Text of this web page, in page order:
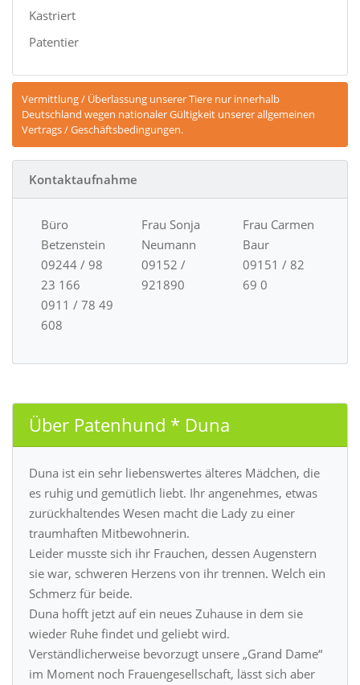
Kastriert
Patentier
Vermittlung / Überlassung unserer Tiere nur innerhalb
Deutschland wegen nationaler Gültigkeit unserer allgemeinen
Vertrags / Geschäftsbedingungen.
Kontaktaufnahme
Büro
Betzenstein
09244 / 98
23 166
0911 / 78 49
608
Frau Sonja
Neumann
09152 /
921890
Frau Carmen
Baur
09151 / 82
69 0
Über Patenhund * Duna
Duna ist ein sehr liebenswertes älteres Mädchen, die
es ruhig und gemütlich liebt. Ihr angenehmes, etwas
zurückhaltendes Wesen macht die Lady zu einer
traumhaften Mitbewohnerin.
Leider musste sich ihr Frauchen, dessen Augenstern
sie war, schweren Herzens von ihr trennen. Welch ein
Schmerz für beide.
Duna hofft jetzt auf ein neues Zuhause in dem sie
wieder Ruhe findet und geliebt wird.
Verständlicherweise bevorzugt unsere „Grand Dame“
im Moment noch Frauengesellschaft, lässt sich aber